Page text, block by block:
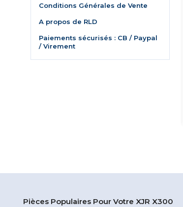
Conditions Générales de Vente
A propos de RLD
Paiements sécurisés : CB / Paypal
/ Virement
Pièces Populaires Pour Votre XJR X300